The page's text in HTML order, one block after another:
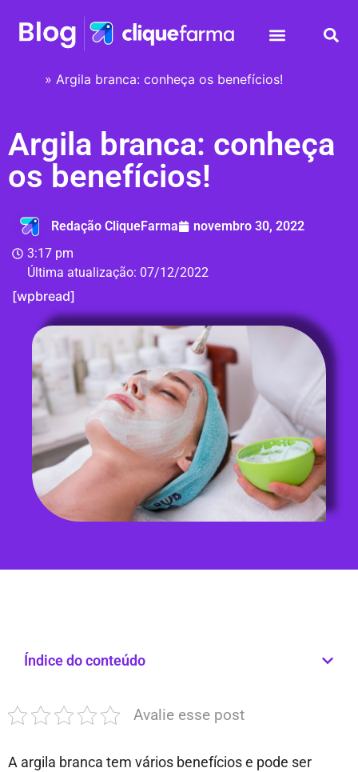
» Argila branca: conheça os benefícios!
Argila branca: conheça
os benefícios!
Redação CliqueFarma
novembro 30, 2022
3:17 pm
Última atualização: 07/12/2022
[wpbread]
Índice do conteúdo
Avalie esse post
A argila branca tem vários benefícios e pode ser